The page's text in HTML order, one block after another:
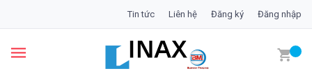
Tin tức Liên hệ Đăng ký Đăng nhập